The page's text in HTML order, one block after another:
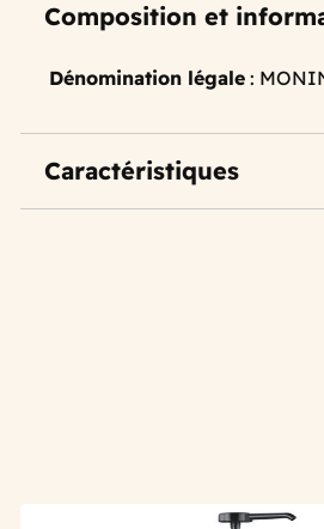
Composition et
Dénomination légale :
Caractéristiques